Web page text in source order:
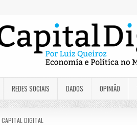
REDES SOCIAIS DADOS OPINIÃO
DIGITAL